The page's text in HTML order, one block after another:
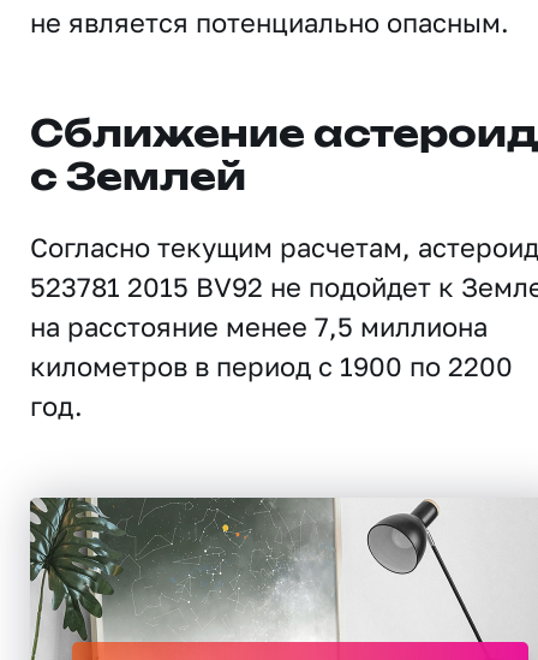
не является потенциально опасным.
Сближение
с Землей
Согласно текущим расчетам, астероид
523781 2015 BV92 не подойдет к
на расстояние менее 7,5 миллиона
километров в период с 1900 по 2200
год.